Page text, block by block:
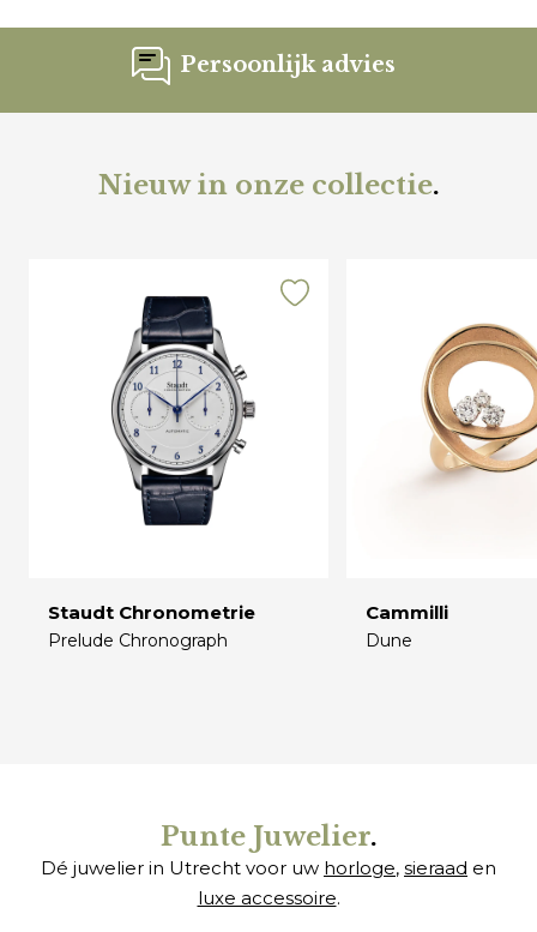
Persoonlijk advies
Nieuw in onze collectie.
Staudt Chronometrie
Prelude Chronograph
Cammilli
Dune
Punte Juwelier.
Dé juwelier in Utrecht voor uw horloge, sieraad en
luxe accessoire.